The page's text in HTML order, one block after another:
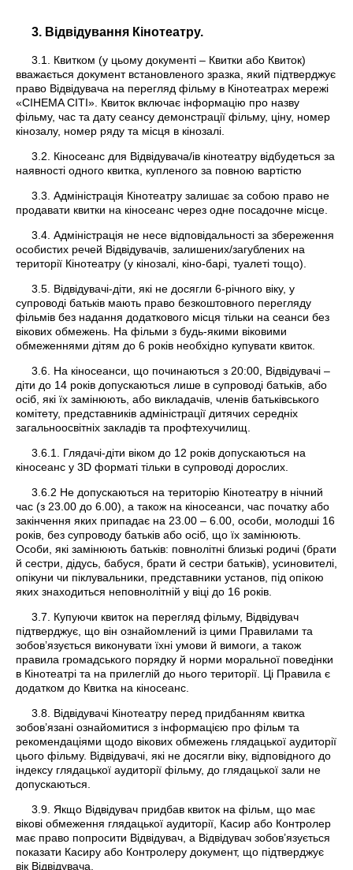
3. Відвідування Кінотеатру.
3.1. Квитком (у цьому документі – Квитки або Квиток)
вважається документ встановленого зразка, який підтверджує
право Відвідувача на перегляд фільму в Кінотеатрах мережі
«CIНEMA СІТІ». Квиток включає інформацію про назву
фільму, час та дату сеансу демонстрації фільму, ціну, номер
кінозалу, номер ряду та місця в кінозалі.
3.2. Кіносеанс для Відвідувача/ів кінотеатру відбудеться за
наявності одного квитка, купленого за повною вартістю
3.3. Адміністрація Кінотеатру залишає за собою право не
продавати квитки на кіносеанс через одне посадочне місце.
3.4. Адміністрація не несе відповідальності за збереження
особистих речей Відвідувачів, залишених/загублених на
території Кінотеатру (у кінозалі, кіно-барі, туалеті тощо).
3.5. Відвідувачі-діти, які не досягли 6-річного віку, у
супроводі батьків мають право безкоштовного перегляду
фільмів без надання додаткового місця тільки на сеанси без
вікових обмежень. На фільми з будь-якими віковими
обмеженнями дітям до 6 років необхідно купувати квиток.
3.6. На кіносеанси, що починаються з 20:00, Відвідувачі –
діти до 14 років допускаються лише в супроводі батьків, або
осіб, які їх замінюють, або викладачів, членів батьківського
комітету, представників адміністрації дитячих середніх
загальноосвітніх закладів та профтехучилищ.
3.6.1. Глядачі-діти віком до 12 років допускаються на
кіносеанс у 3D форматі тільки в супроводі дорослих.
3.6.2 Не допускаються на територію Кінотеатру в нічний
час (з 23.00 до 6.00), а також на кіносеанси, час початку або
закінчення яких припадає на 23.00 – 6.00, особи, молодші 16
років, без супроводу батьків або осіб, що їх замінюють.
Особи, які замінюють батьків: повнолітні близькі родичі (брати
й сестри, дідусь, бабуся, брати й сестри батьків), усиновителі,
опікуни чи піклувальники, представники установ, під опікою
яких знаходиться неповнолітній у віці до 16 років.
3.7. Купуючи квиток на перегляд фільму, Відвідувач
підтверджує, що він ознайомлений із цими Правилами та
зобов’язується виконувати їхні умови й вимоги, а також
правила громадського порядку й норми моральної поведінки
в Кінотеатрі та на прилеглій до нього території. Ці Правила є
додатком до Квитка на кіносеанс.
3.8. Відвідувачі Кінотеатру перед придбанням квитка
зобов’язані ознайомитися з інформацією про фільм та
рекомендаціями щодо вікових обмежень глядацької аудиторії
цього фільму. Відвідувачі, які не досягли віку, відповідного до
індексу глядацької аудиторії фільму, до глядацької зали не
допускаються.
3.9. Якщо Відвідувач придбав квиток на фільм, що має
вікові обмеження глядацької аудиторії, Касир або Контролер
має право попросити Відвідувач, а Відвідувач зобов’язується
показати Касиру або Контролеру документ, що підтверджує
вік Відвідувача.